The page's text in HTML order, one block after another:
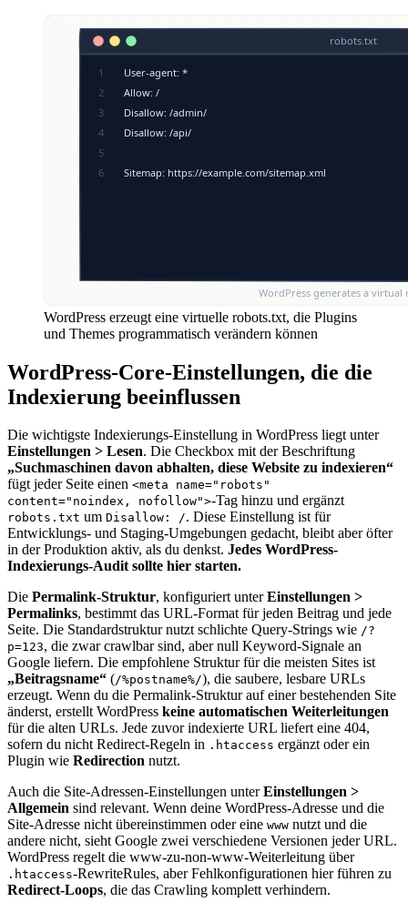
WordPress erzeugt eine virtuelle robots.txt, die Plugins
und Themes programmatisch verändern können
WordPress-Core-Einstellungen, die die
Indexierung beeinflussen
Die wichtigste Indexierungs-Einstellung in WordPress liegt unter
Einstellungen > Lesen. Die Checkbox mit der Beschriftung
„Suchmaschinen davon abhalten, diese Website zu indexieren“
fügt jeder Seite einen <meta name="robots"
content="noindex, nofollow">-Tag hinzu und ergänzt
robots.txt um Disallow: /. Diese Einstellung ist für
Entwicklungs- und Staging-Umgebungen gedacht, bleibt aber öfter
in der Produktion aktiv, als du denkst. Jedes WordPress-
Indexierungs-Audit sollte hier starten.
Die Permalink-Struktur, konfiguriert unterEinstellungen >
Permalinks, bestimmt das URL-Format für jeden Beitrag und jede
Seite. Die Standardstruktur nutzt schlichte Query-Strings wie /?
p=123, die zwar crawlbar sind, aber null Keyword-Signale an
Google liefern. Die empfohlene Struktur für die meisten Sites ist
„Beitragsname“ (/%postname%/), die saubere, lesbare URLs
erzeugt. Wenn du die Permalink-Struktur auf einer bestehenden Site
änderst, erstellt WordPress keine automatischen Weiterleitungen
für die alten URLs. Jede zuvor indexierte URL liefert eine 404,
sofern du nicht Redirect-Regeln in .htaccess ergänzt oder ein
Plugin wie Redirection nutzt.
Auch die Site-Adressen-Einstellungen unterEinstellungen >
Allgemein sind relevant. Wenn deine WordPress-Adresse und die
Site-Adresse nicht übereinstimmen oder eine www nutzt und die
andere nicht, sieht Google zwei verschiedene Versionen jeder URL.
WordPress regelt die www-zu-non-www-Weiterleitung über
.htaccess-RewriteRules, aber Fehlkonfigurationen hier führen zu
Redirect-Loops, die das Crawling komplett verhindern.